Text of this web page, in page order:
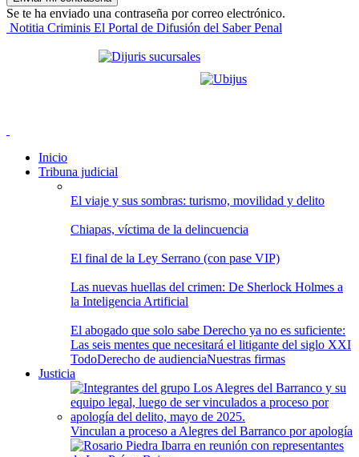
Se te ha enviado una contraseña por correo electrónico.
Notitia Criminis El Portal de Difusión del Saber Penal
Inicio
Tribuna judicial
El viaje y sus sombras: turismo, movilidad y delito
Chiapas, víctima de la delincuencia
El final de la Ley Serrano (con pase VIP)
Las nuevas huellas del crimen: De Sherlock Holmes a
la Inteligencia Artificial
El abogado que solo sabe Derecho ya no es suficiente:
Las seis mentes que necesitará el litigante del siglo XXI
TodoDerecho de audienciaNuestras firmas
Justicia
Vinculan a proceso a Alegres del Barranco por apología